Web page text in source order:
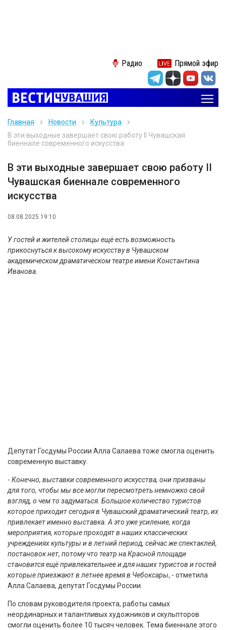
Радио Прямой эфир
Главная Новости
Культура
В эти выходные завершает свою работу II Чувашская
биеннале современного искусства
В эти выходные завершает свою работу II
Чувашская биеннале современного
искусства
08.08.2025 19:10
У гостей и жителей столицы ещё есть возможность
прикоснуться к высокому искусству в Чувашском
академическом драматическом театре имени Константина
Иванова.
Депутат Госдумы России Алла Салаева тоже смогла оценить
современную выставку.
- Конечно, выставки современного искусства, они призваны
для того, чтобы мы все могли пересмотреть немножко свой
взгляд, о чем то задуматься. Большое количество туристов
которое приходит сегодня в Чувашский драматический театр, их
привлекает именно выставка. А это уже усиление, когда
мероприятия, которые проходят в наших классических
учреждениях культуры и в летний период, сейчас же спектаклей,
постановок нет, потому что театр на Красной площади
становится ещё привлекательнее и для наших туристов и гостей
которые приезжают в летнее время в Чебоксары, - отметила
Алла Салаева, депутат Госдумы России.
По словам руководителя проекта, работы самых
неординарных и талантливых художников и скульпторов
смогли оценить более 10 тысяч человек. Тема биеннале этого